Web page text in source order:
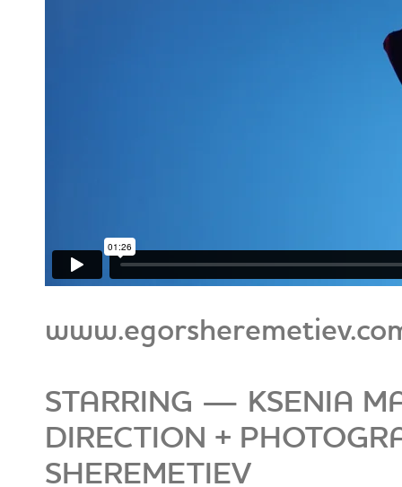
STARRING — KSENIA
DIRECTION +
SHEREMETIEV